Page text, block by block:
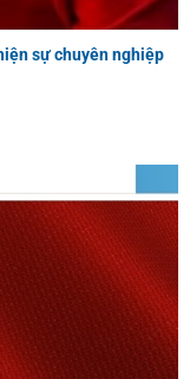
sự chuyên nghiệp